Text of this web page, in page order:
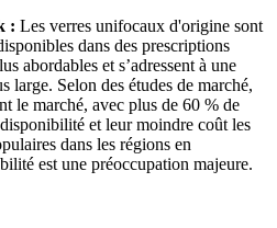
: Les verres unifocaux d'origine sont
dans des prescriptions
abordables et s’adressent à une
large. Selon des études de marché,
le marché, avec plus de 60 % de
et leur moindre coût les
dans les régions en
est une préoccupation majeure.